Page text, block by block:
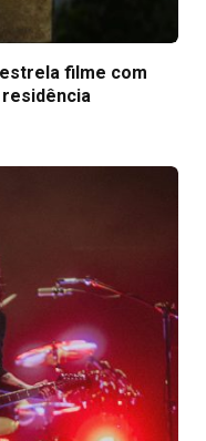
estrela filme com